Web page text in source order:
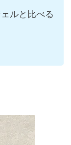
ルと比べる